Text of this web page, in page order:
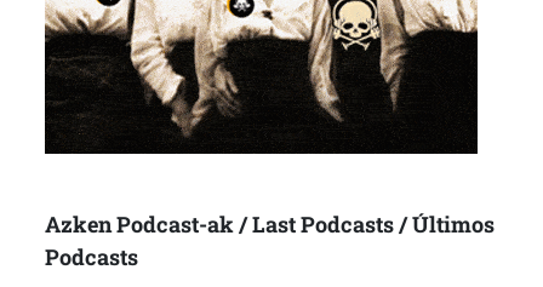
Azken Podcast-ak / Last Podcasts / Últimos
Podcasts